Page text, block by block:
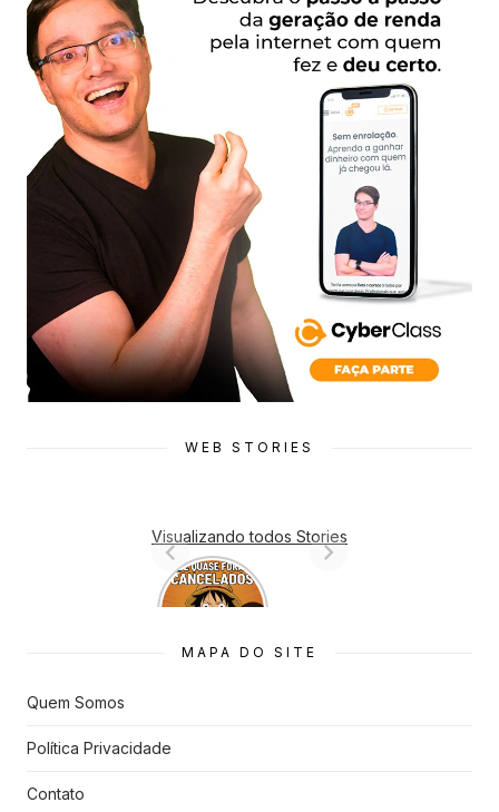
WEB STORIES
Visualizando todos Stories
7 Animes
que quase
s
MAPA DO SITE
Quem Somos
Política Privacidade
Contato